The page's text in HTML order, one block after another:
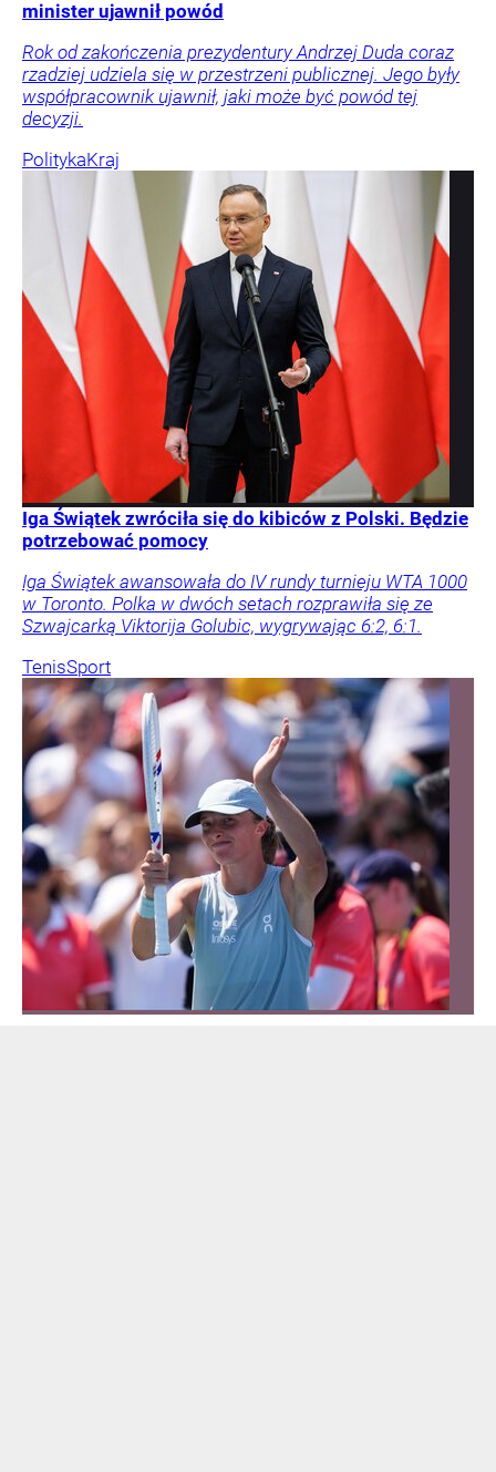
minister ujawnił powód
Rok od zakończenia prezydentury Andrzej Duda coraz
rzadziej udziela się w przestrzeni publicznej. Jego były
współpracownik ujawnił, jaki może być powód tej
decyzji.
PolitykaKraj
Iga Świątek zwróciła się do kibiców z Polski. Będzie
potrzebować pomocy
Iga Świątek awansowała do IV rundy turnieju WTA 1000
w Toronto. Polka w dwóch setach rozprawiła się ze
Szwajcarką Viktorija Golubic, wygrywając 6:2, 6:1.
TenisSport